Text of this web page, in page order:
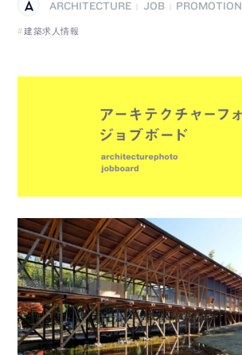
ARCHITECTURE JOB
PROMOTION
建築求人情報